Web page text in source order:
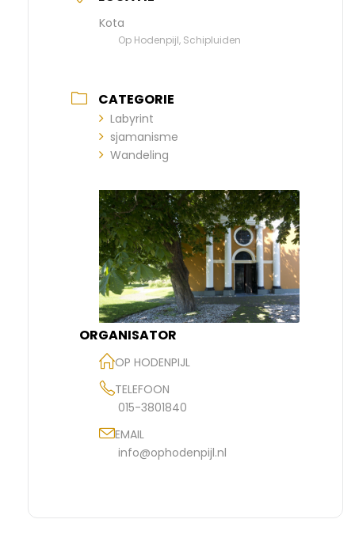
Kota
Op Hodenpijl, Schipluiden
CATEGORIE
Labyrint
sjamanisme
Wandeling
ORGANISATOR
OP HODENPIJL
TELEFOON
015-3801840
EMAIL
info@ophodenpijl.nl